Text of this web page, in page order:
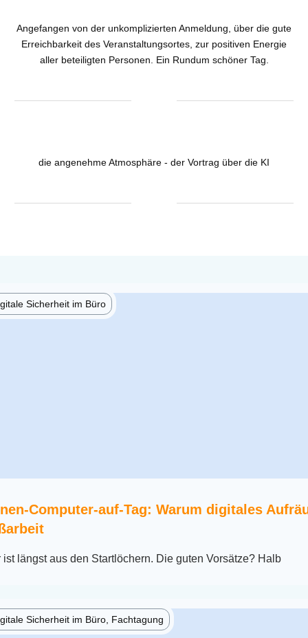
Angefangen von der unkomplizierten Anmeldung, über die gute
Erreichbarkeit des Veranstaltungsortes, zur positiven Energie
aller beteiligten Personen. Ein Rundum schöner Tag.
die angenehme Atmosphäre - der Vortrag über die KI
Sicherheit im Büro
Computer-auf-Tag: Warum digitales
längst aus den Startlöchern. Die guten Vorsätze? Halb
Sicherheit im Büro, Fachtagung